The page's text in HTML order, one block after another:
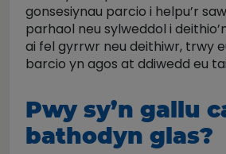
gonsesiynau parcio i helpu’r
parhaol neu sylweddol i
ai fel gyrrwr neu deithiwr, trwy
barcio yn agos at ddiwedd eu
Pwy sy’n gallu
bathodyn glas?